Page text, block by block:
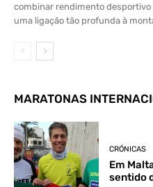
combinar rendimento
uma ligação tão profunda à
MARATONAS
CRÓNICAS
Em
sentido